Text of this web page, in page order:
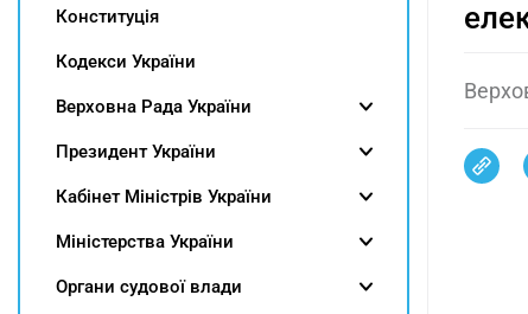
Конституція
Кодекси України
Верховна Рада України
Президент України
Кабінет Міністрів України
Міністерства України
Органи судової влади